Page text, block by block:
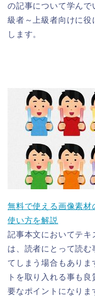
の記事について学んで
級者～上級者向けに役
します。
無料で使える画像素材
使い方を解説
記事本文においてテ
は、読者にとって読む
てしまう場合もありま
トを取り入れる事も
要なポイントになり